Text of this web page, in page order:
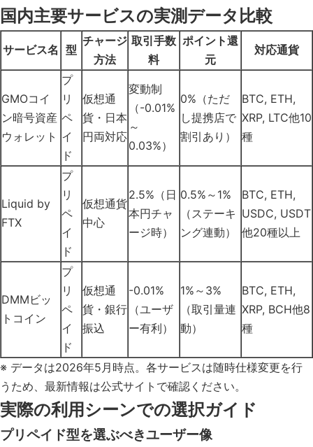
国内主要サービスの実測データ比較
サービス名 型
チャージ
方法
取引手数
料
ポイント還
元
対応通貨
GMOコイ
ン暗号資産
ウォレット
プ
リ
ペ
イ
ド
仮想通
貨・日本
円両対応
変動制
（-0.01%
～
0.03%）
0%（ただ
し提携店で
割引あり）
BTC, ETH,
XRP, LTC他10
種
Liquid by
FTX
プ
リ
ペ
イ
ド
仮想通貨
中心
2.5%（日
本円チャ
ージ時）
0.5%～1%
（ステーキ
ング連動）
BTC, ETH,
USDC, USDT
他20種以上
DMMビッ
トコイン
プ
リ
ペ
イ
ド
仮想通
貨・銀行
振込
-0.01%
（ユーザ
ー有利）
1%～3%
（取引量連
動）
BTC, ETH,
XRP, BCH他8
種
※ データは2026年5月時点。各サービスは随時仕様変更を行
うため、最新情報は公式サイトで確認ください。
実際の利用シーンでの選択ガイド
プリペイド型を選ぶべきユーザー像